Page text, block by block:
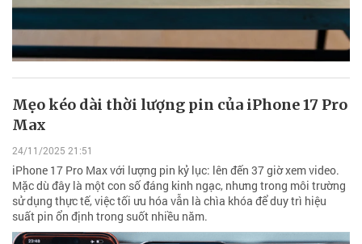
Mẹo kéo dài thời lượng pin của iPhone 17 Pro
Max
24/11/2025 21:51
iPhone 17 Pro Max với lượng pin kỷ lục: lên đến 37 giờ xem video.
Mặc dù đây là một con số đáng kinh ngạc, nhưng trong môi trường
sử dụng thực tế, việc tối ưu hóa vẫn là chìa khóa để duy trì hiệu
suất pin ổn định trong suốt nhiều năm.